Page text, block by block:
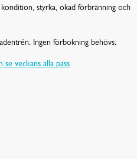
styrka, ökad förbränning och
Ingen förbokning behövs.
veckans alla pass